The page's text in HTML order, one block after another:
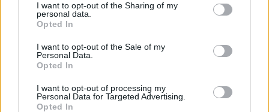
I want to opt-out of the Sharing of my
personal data.
Opted In
I want to opt-out of the Sale of my
Personal Data.
Opted In
I want to opt-out of processing my
Personal Data for Targeted Advertising.
Opted In
paulici_01,malagambafane ,fabian201070 șialți 6 apreciază asta.
amy46
Maniac forum
NM1969 a spus:↑